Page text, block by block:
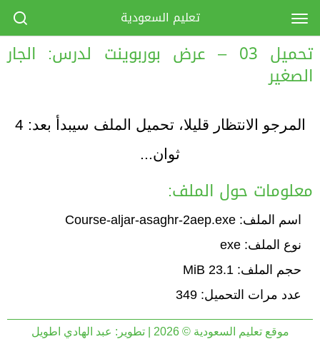
تحميل 03 – عرض بوربوينت لدرس: الجار
الصغير
المرجو الانتظار قليلا، تحميل الملف سيبدأ بعد: 4
ثوان...
معلومات حول الملف:
اسم الملف: Course-aljar-asaghr-2aep.exe
نوع الملف: exe
حجم الملف: 23.1 MiB
عدد مرات التحميل: 349
موقع تعليم السعودية © 2026 | تطوير: عبد الهادي اطويل
تعليم السعودية